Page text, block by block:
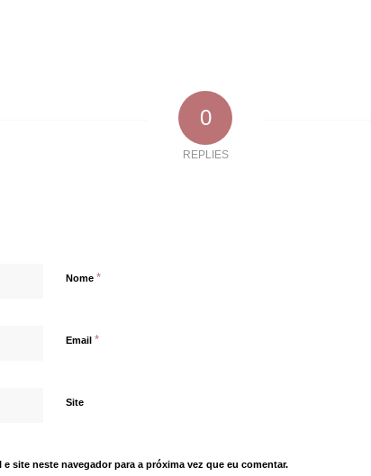
0
REPLIES
Nome *
Email *
Site
site neste navegador para a próxima vez que eu comentar.